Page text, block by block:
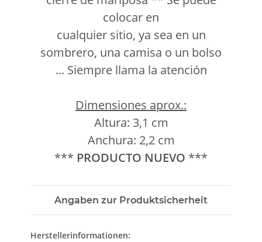
colocar en
cualquier sitio, ya sea en un
sombrero, una camisa o un bolso
... Siempre llama la atención
Dimensiones aprox.:
Altura: 3,1 cm
Anchura: 2,2 cm
*** PRODUCTO NUEVO ***
Angaben zur Produktsicherheit
Herstellerinformationen: